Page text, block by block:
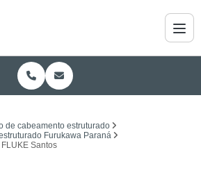
de cabeamento estruturado
Furukawa Paraná
Santos